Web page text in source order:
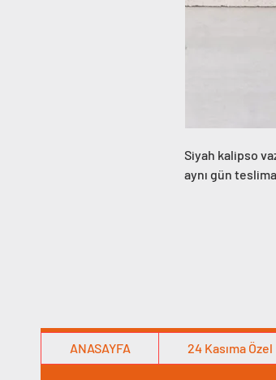
Siyah kalipso
aynı gün
ANASAYFA 24 Kasıma Özel